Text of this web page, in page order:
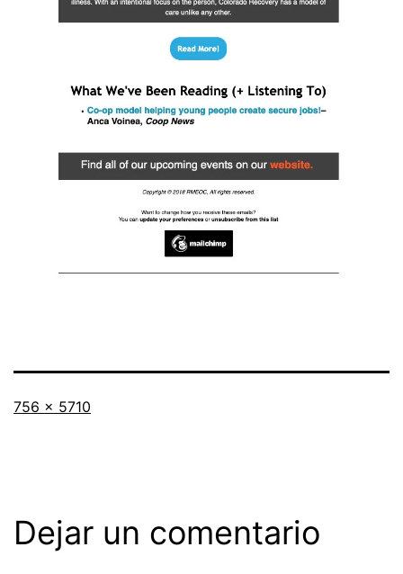
Tamaño
756 × 5710
Dejar un comentario